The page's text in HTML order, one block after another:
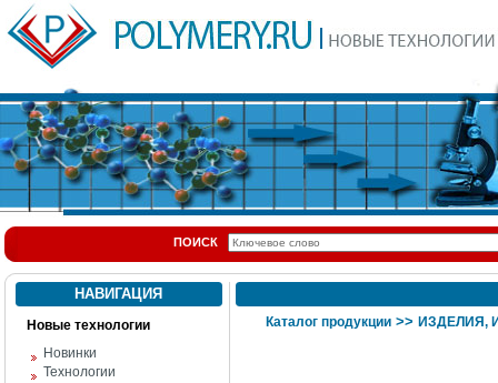
ПОИСК
НАВИГАЦИЯ
Новые технологии
Новинки
Технологии
Каталог продукции >>ИЗДЕЛИЯ,